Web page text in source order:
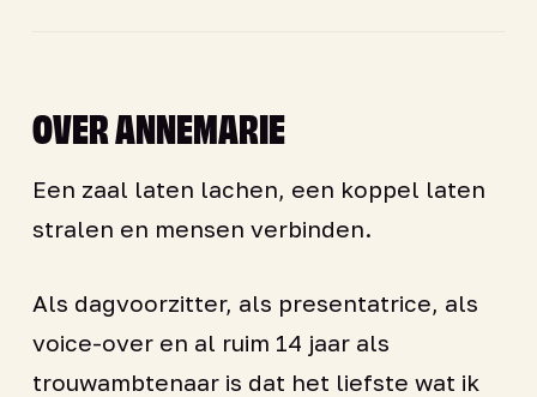
OVER ANNEMARIE
Een zaal laten lachen, een koppel laten
stralen en mensen verbinden.
Als dagvoorzitter, als presentatrice, als
voice-over en al ruim 14 jaar als
trouwambtenaar is dat het liefste wat ik